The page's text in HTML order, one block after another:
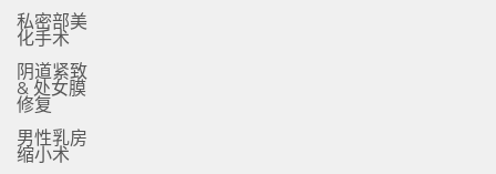
私密部美
化手术
阴道紧致
& 处女膜
修复
男性乳房
缩小术